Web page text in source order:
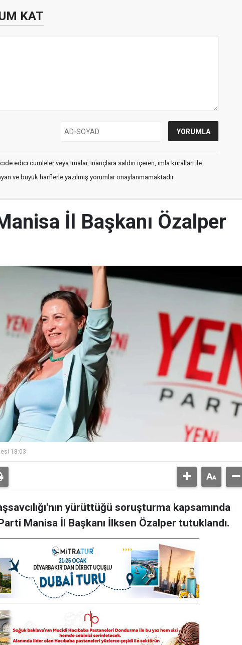
KAT
edici cümleler veya imalar, inançlara saldırı içeren, imla kuralları ile
ve büyük harflerle yazılmış yorumlar onaylanmamaktadır.
İl Başkanı Özalper
18:03
yürüttüğü soruşturma kapsamında
Manisa İl Başkanı İlksen Özalper tutuklandı.